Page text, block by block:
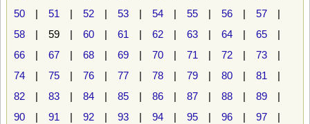
50 | 51 | 52 | 53 | 54 | 55 | 56 | 57 |
58 | 59 | 60 | 61 | 62 | 63 | 64 | 65 |
66 | 67 | 68 | 69 | 70 | 71 | 72 | 73 |
74 | 75 | 76 | 77 | 78 | 79 | 80 | 81 |
82 | 83 | 84 | 85 | 86 | 87 | 88 | 89 |
90 | 91 | 92 | 93 | 94 | 95 | 96 | 97 |